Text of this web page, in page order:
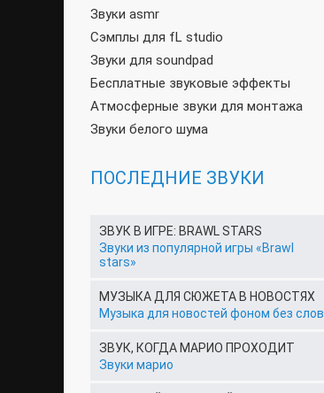
Звуки asmr
Сэмплы для fL studio
Звуки для soundpad
Бесплатные звуковые эффекты
Атмосферные звуки для монтажа
Звуки белого шума
ПОСЛЕДНИЕ ЗВУКИ
ЗВУК В ИГРЕ: BRAWL STARS
Звуки из популярной игры «Brawl
stars»
МУЗЫКА ДЛЯ СЮЖЕТА В НОВОСТЯХ
Музыка для новостей фоном без слов
ЗВУК, КОГДА МАРИО ПРОХОДИТ
Звуки марио